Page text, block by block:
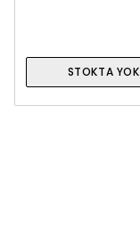
STOKTA YOK